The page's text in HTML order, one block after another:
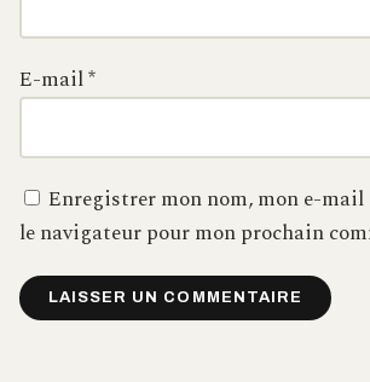
E-mail*
Enregistrer mon nom, mon e-mail
le navigateur pour mon prochain